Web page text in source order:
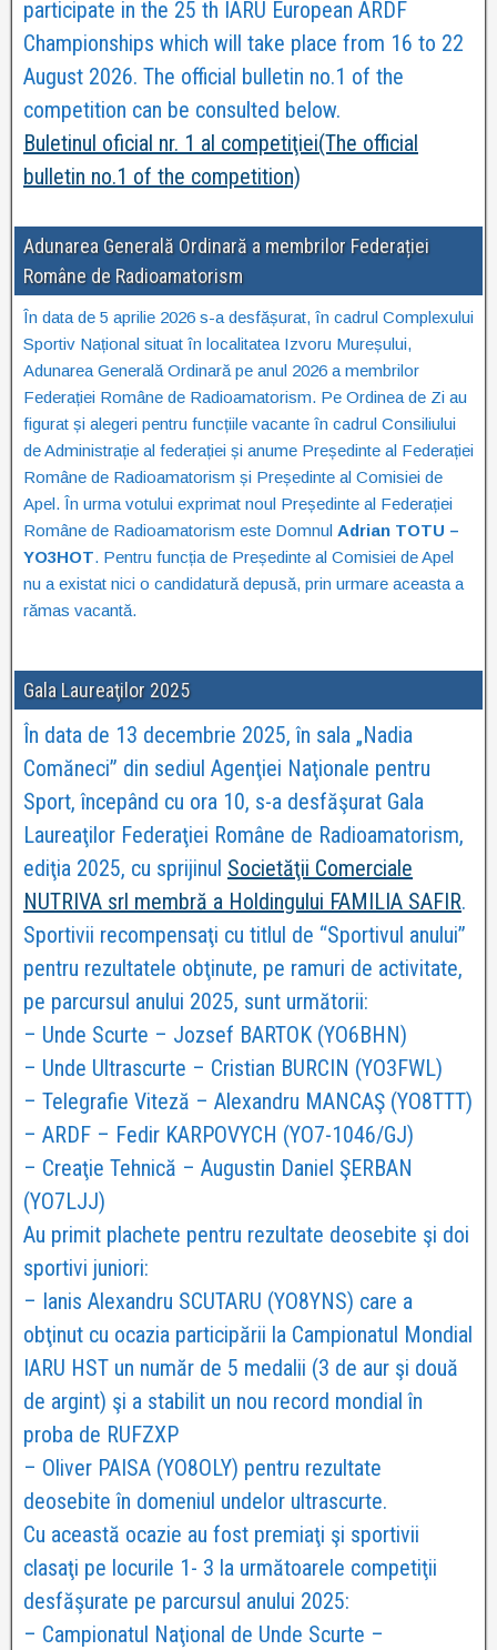
participate in the 25 th IARU European ARDF
Championships which will take place from 16 to 22
August 2026. The official bulletin no.1 of the
competition can be consulted below.
Buletinul oficial nr. 1 al competiţiei(The official
bulletin no.1 of the competition)
Adunarea Generală Ordinară a membrilor Federației
Române de Radioamatorism
În data de 5 aprilie 2026 s-a desfășurat, în cadrul Complexului
Sportiv Național situat în localitatea Izvoru Mureșului,
Adunarea Generală Ordinară pe anul 2026 a membrilor
Federației Române de Radioamatorism. Pe Ordinea de Zi au
figurat și alegeri pentru funcțiile vacante în cadrul Consiliului
de Administrație al federației și anume Președinte al Federației
Române de Radioamatorism și Președinte al Comisiei de
Apel. În urma votului exprimat noul Președinte al Federației
Române de Radioamatorism este Domnul Adrian TOTU –
YO3HOT. Pentru funcția de Președinte al Comisiei de Apel
nu a existat nici o candidatură depusă, prin urmare aceasta a
rămas vacantă.
Gala Laureaţilor 2025
În data de 13 decembrie 2025, în sala „Nadia
Comăneci” din sediul Agenţiei Naţionale pentru
Sport, începând cu ora 10, s-a desfăşurat Gala
Laureaţilor Federaţiei Române de Radioamatorism,
ediţia 2025, cu sprijinul Societăţii Comerciale
NUTRIVA srl membră a Holdingului FAMILIA SAFIR.
Sportivii recompensaţi cu titlul de “Sportivul anului”
pentru rezultatele obţinute, pe ramuri de activitate,
pe parcursul anului 2025, sunt următorii:
– Unde Scurte – Jozsef BARTOK (YO6BHN)
– Unde Ultrascurte – Cristian BURCIN (YO3FWL)
– Telegrafie Viteză – Alexandru MANCAŞ (YO8TTT)
– ARDF – Fedir KARPOVYCH (YO7-1046/GJ)
– Creaţie Tehnică – Augustin Daniel ŞERBAN
(YO7LJJ)
Au primit plachete pentru rezultate deosebite şi doi
sportivi juniori:
– Ianis Alexandru SCUTARU (YO8YNS) care a
obţinut cu ocazia participării la Campionatul Mondial
IARU HST un număr de 5 medalii (3 de aur şi două
de argint) şi a stabilit un nou record mondial în
proba de RUFZXP
– Oliver PAISA (YO8OLY) pentru rezultate
deosebite în domeniul undelor ultrascurte.
Cu această ocazie au fost premiaţi şi sportivii
clasaţi pe locurile 1- 3 la următoarele competiţii
desfăşurate pe parcursul anului 2025:
– Campionatul Naţional de Unde Scurte –